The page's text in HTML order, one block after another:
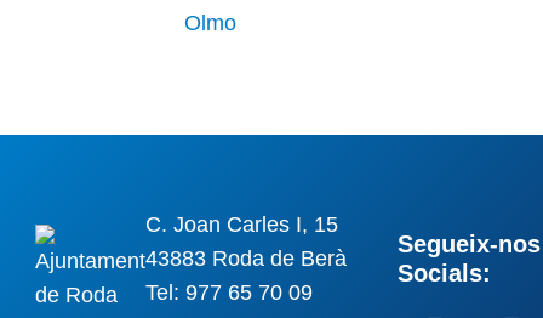
C. Joan Carles I, 15
43883 Roda de Berà
Tel: 977 65 70 09
Segueix-
Socials: